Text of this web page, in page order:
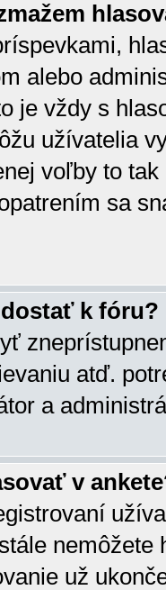
alebo
je vždy s
užívatelia
voľby to
sa
k fóru?
atď.
a
v
už